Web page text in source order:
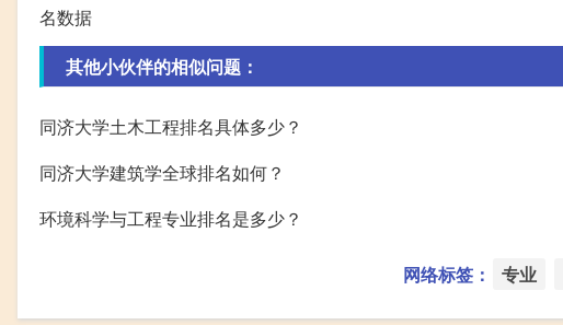
名数据
其他小伙伴的相似问题：
同济大学土木工程排名具体多少？
同济大学建筑学全球排名如何？
环境科学与工程专业排名是多少？
网络标签： 专业